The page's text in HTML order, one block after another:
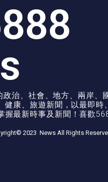
治、社會、地方、兩岸、
健康、旅遊新聞，以最即時
握最新時事及新聞！喜歡
2023 News All Rights